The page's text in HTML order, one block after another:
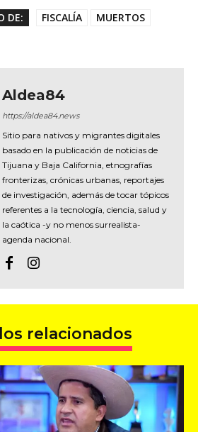
DE: FISCALÍA
MUERTOS
Aldea84
https://aldea84.news
Sitio para nativos y migrantes digitales
basado en la publicación de noticias de
Tijuana y Baja California, etnografías
fronterizas, crónicas urbanas, reportajes
de investigación, además de tocar tópicos
referentes a la tecnología, ciencia, salud y
la caótica -y no menos surrealista-
agenda nacional.
relacionados